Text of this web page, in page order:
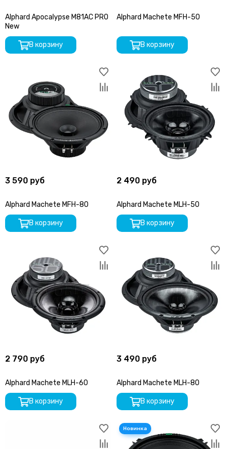
Alphard Apocalypse M81AC PRO
New
В корзину
Alphard Machete MFH-50
В корзину
3 590 руб
Alphard Machete MFH-80
В корзину
2 490 руб
Alphard Machete MLH-50
В корзину
2 790 руб
Alphard Machete MLH-60
В корзину
3 490 руб
Alphard Machete MLH-80
В корзину